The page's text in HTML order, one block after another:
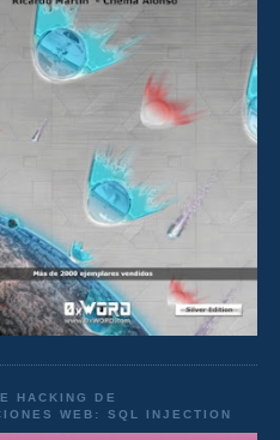
HACKING DE
WEB: SQL INJECTION